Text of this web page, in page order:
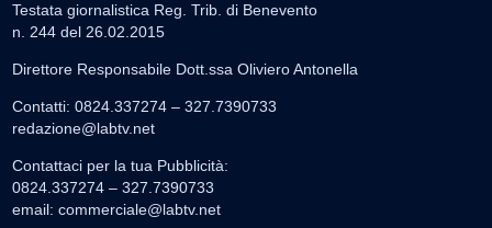
Testata giornalistica Reg. Trib. di Benevento
n. 244 del 26.02.2015
Direttore Responsabile Dott.ssa Oliviero Antonella
Contatti: 0824.337274 – 327.7390733
redazione@labtv.net
Contattaci per la tua Pubblicità:
0824.337274 – 327.7390733
email: commerciale@labtv.net